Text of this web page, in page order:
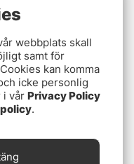
webbplats skall
samt för
kan komma
icke personlig
i vår Privacy Policy
.